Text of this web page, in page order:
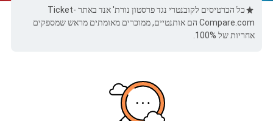
כל הכרטיסים לקובנטרי נגד פרסטון נורת' אנד באתר Ticket-
Compare.com הם אותנטיים, ממוכרים מאומתים מראש שמספקים
אחריות של 100%.